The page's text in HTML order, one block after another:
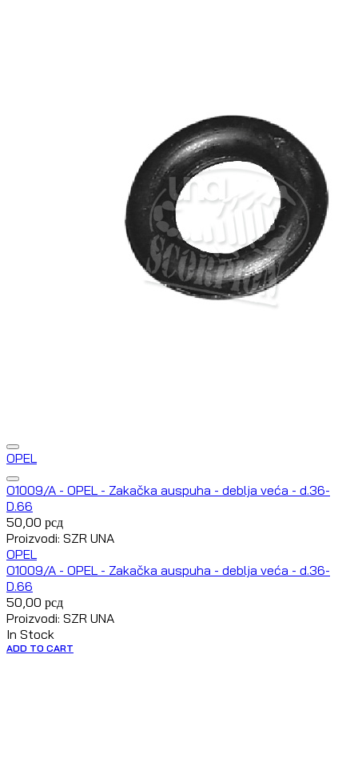
OPEL
O1009/A - OPEL - Zakačka auspuha - deblja veća - d.36-
D.66
50,00 рсд
Proizvodi: SZR UNA
OPEL
O1009/A - OPEL - Zakačka auspuha - deblja veća - d.36-
D.66
50,00 рсд
Proizvodi: SZR UNA
In Stock
ADD TO CART